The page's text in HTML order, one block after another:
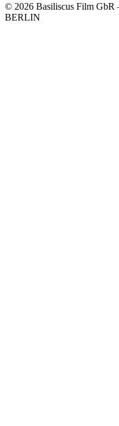
© 2026 Basiliscus Film
BERLIN